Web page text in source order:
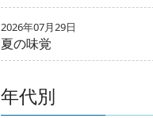
2026年07月29日
夏の味覚
年代別